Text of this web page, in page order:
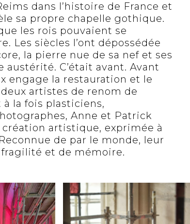
dans l’histoire de France et
sa propre chapelle gothique.
les rois pouvaient se
Les siècles l’ont dépossédée
la pierre nue de sa nef et ses
C’était avant. Avant
engage la restauration et le
artistes de renom de
la fois plasticiens,
Anne et Patrick
artistique, exprimée à
de par le monde, leur
et de mémoire.